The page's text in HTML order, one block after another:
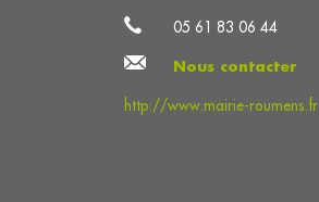
05 61 83 06 44
Nous contacter
http://www.mairie-roumens.fr